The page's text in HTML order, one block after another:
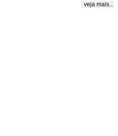
veja mais...